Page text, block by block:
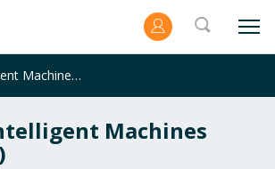
Franklin Intelligent Machines Fund (USD)
Machines